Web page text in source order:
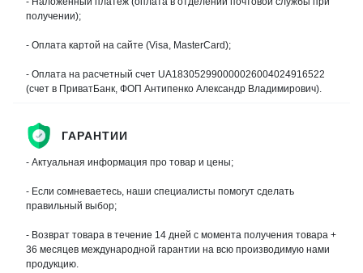
получении);
- Оплата картой на сайте (Visa, MasterCard);
- Оплата на расчетный счет UA183052990000026004024916522
(счет в ПриватБанк, ФОП Антипенко Александр Владимирович).
ГАРАНТИИ
- Актуальная информация про товар и цены;
- Если сомневаетесь, наши специалисты помогут сделать
правильный выбор;
- Возврат товара в течение 14 дней с момента получения товара +
36 месяцев международной гарантии на всю производимую нами
продукцию.